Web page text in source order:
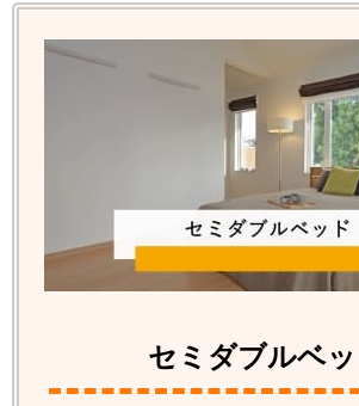
セミダブルベ